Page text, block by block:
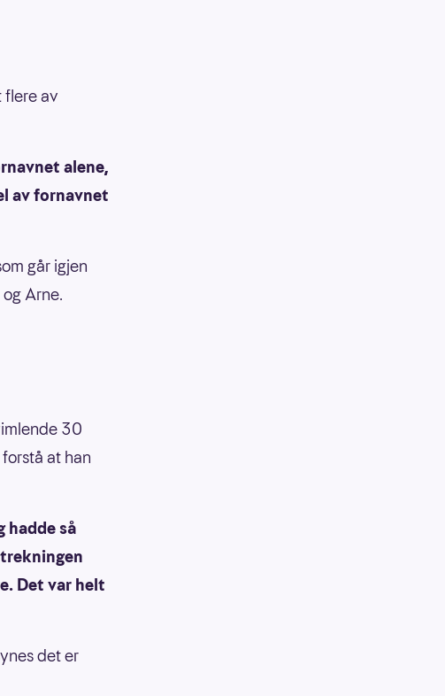
flere av
alene,
av fornavnet
går igjen
Arne.
30
at han
hadde så
Det var helt
det er